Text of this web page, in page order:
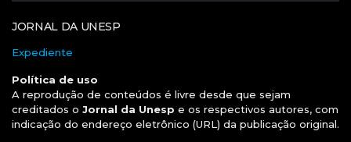
JORNAL DA UNESP
Expediente
Política de uso
A reprodução de conteúdos é livre desde que sejam
creditados o Jornal da Unesp e os respectivos autores, com
indicação do endereço eletrônico (URL) da publicação original.